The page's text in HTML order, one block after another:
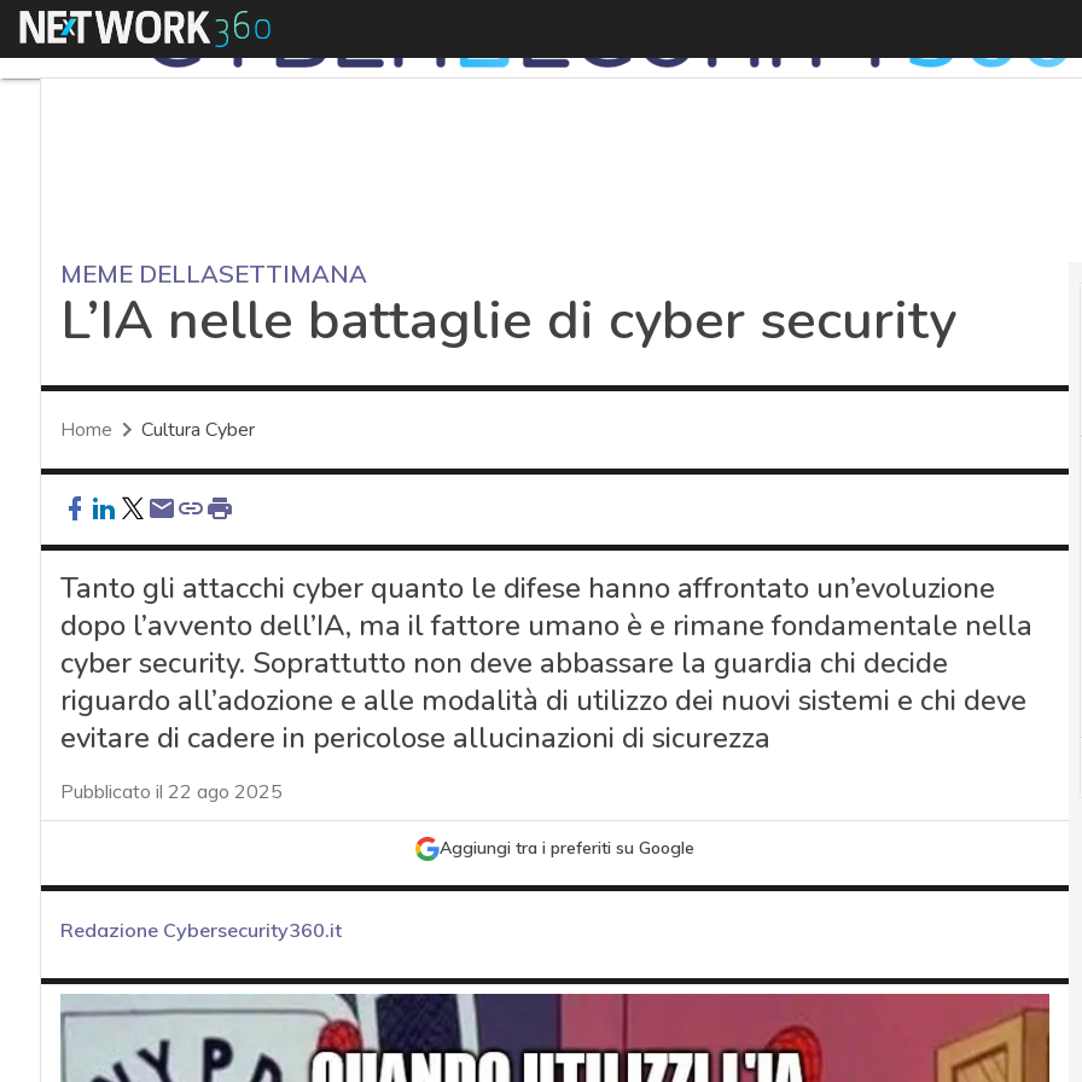
Menu
MEME DELLASETTIMANA
L’IA nelle battaglie di cyber security
Home Cultura Cyber
Tanto gli attacchi cyber quanto le difese hanno affrontato un’evoluzione
dopo l’avvento dell’IA, ma il fattore umano è e rimane fondamentale nella
cyber security. Soprattutto non deve abbassare la guardia chi decide
riguardo all’adozione e alle modalità di utilizzo dei nuovi sistemi e chi deve
evitare di cadere in pericolose allucinazioni di sicurezza
Pubblicato il 22 ago 2025
Aggiungi tra i preferiti su Google
Redazione Cybersecurity360.it